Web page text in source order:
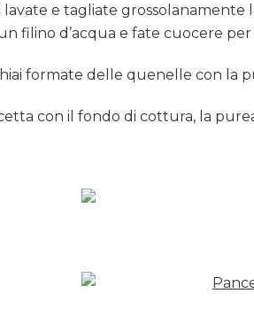
e tagliate grossolanamente
filino d’acqua e fate cuocere
formate delle quenelle con la
con il fondo di cottura, la